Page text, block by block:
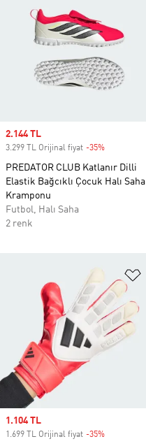
Sale price
2.144 TL
3.299 TL Orijinal fiyat -35%
PREDATOR CLUB Katlanır Dilli
Elastik Bağcıklı Çocuk Halı Saha
Kramponu
Futbol, Halı Saha
2 renk
Sale price
1.104 TL
1.699 TL Orijinal fiyat -35%